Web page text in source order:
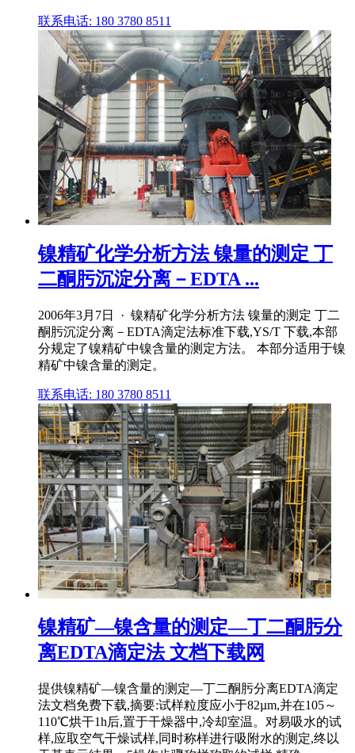
联系电话: 180 3780 8511
镍精矿化学分析方法 镍量的测定 丁
二酮肟沉淀分离－EDTA ...
2006年3月7日 · 镍精矿化学分析方法 镍量的测定 丁二
酮肟沉淀分离－EDTA滴定法标准下载,YS/T 下载,本部
分规定了镍精矿中镍含量的测定方法。 本部分适用于镍
精矿中镍含量的测定。
联系电话: 180 3780 8511
镍精矿—镍含量的测定—丁二酮肟分
离EDTA滴定法 文档下载网
提供镍精矿—镍含量的测定—丁二酮肟分离EDTA滴定
法文档免费下载,摘要:试样粒度应小于82µm,并在105～
110℃烘干1h后,置于干燥器中,冷却室温。对易吸水的试
样,应取空气干燥试样,同时称样进行吸附水的测定,终以